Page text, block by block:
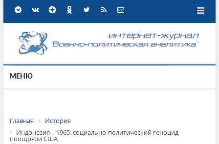
МЕНЮ
Главная
История
Индонезия – 1965: социально-политический геноцид
поощряли США